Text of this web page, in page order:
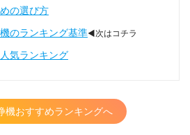
の選び方
のランキング基準◀次はコチラ
気ランキング
おすすめランキングへ